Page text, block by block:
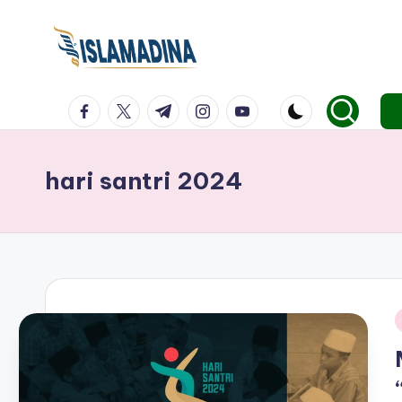
facebook.com
twitter.com
t.me instagram.com
youtube.com
hari santri 2024